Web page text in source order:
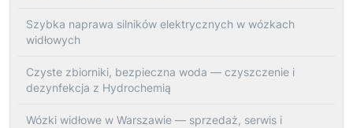
Szybka naprawa silników elektrycznych w wózkach
widłowych
Czyste zbiorniki, bezpieczna woda — czyszczenie i
dezynfekcja z Hydrochemią
Wózki widłowe w Warszawie — sprzedaż, serwis i